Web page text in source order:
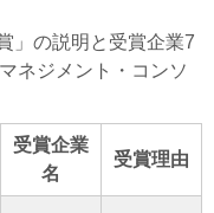
」の説明と受賞企業7
ネジメント・コンソ
受賞企業
名
受賞理由